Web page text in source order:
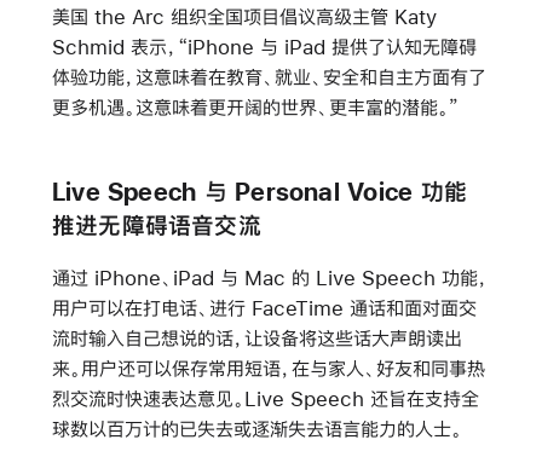
美国 the Arc 组织全国项目倡议高级主管 Katy
Schmid 表示，“iPhone 与 iPad 提供了认知无障碍
体验功能，这意味着在教育、就业、安全和自主方面有了
更多机遇。这意味着更开阔的世界、更丰富的潜能。”
Live Speech 与 Personal Voice 功能
推进无障碍语音交流
通过 iPhone、iPad 与 Mac 的 Live Speech 功能，
用户可以在打电话、进行 FaceTime 通话和面对面交
流时输入自己想说的话，让设备将这些话大声朗读出
来。用户还可以保存常用短语，在与家人、好友和同事热
烈交流时快速表达意见。Live Speech 还旨在支持全
球数以百万计的已失去或逐渐失去语言能力的人士。